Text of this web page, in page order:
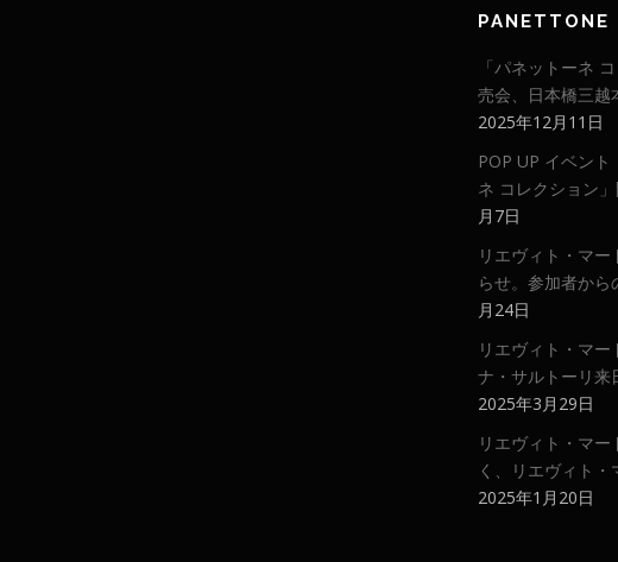
PANETTONE
「パネットーネ
売会、日本橋三越
2025年12月11日
POP UP イベン
ネ コレクション
月7日
リエヴィト・マ
らせ。参加者から
月24日
リエヴィト・マ
ナ・サルトーリ来
2025年3月29日
リエヴィト・マ
く、リエヴィト・
2025年1月20日